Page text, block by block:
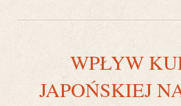
WPŁYW
JAPOŃSKIEJ